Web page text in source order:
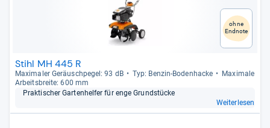
ohne
Endnote
Stihl MH 445 R
Maxi­ma­ler Geräusch­pe­gel: 93 dB Typ: Ben­zin-​Boden­ha­cke
Maxi­male
Arbeits­breite: 600 mm
Prak­ti­scher Gar­ten­hel­fer für enge Grund­stücke
Weiterlesen